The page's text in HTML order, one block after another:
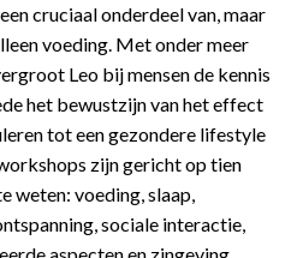
cruciaal onderdeel van, maar
voeding. Met onder meer
Leo bij mensen de kennis
het bewustzijn van het effect
tot een gezondere lifestyle
zijn gericht op tien
weten: voeding, slaap,
sociale interactie,